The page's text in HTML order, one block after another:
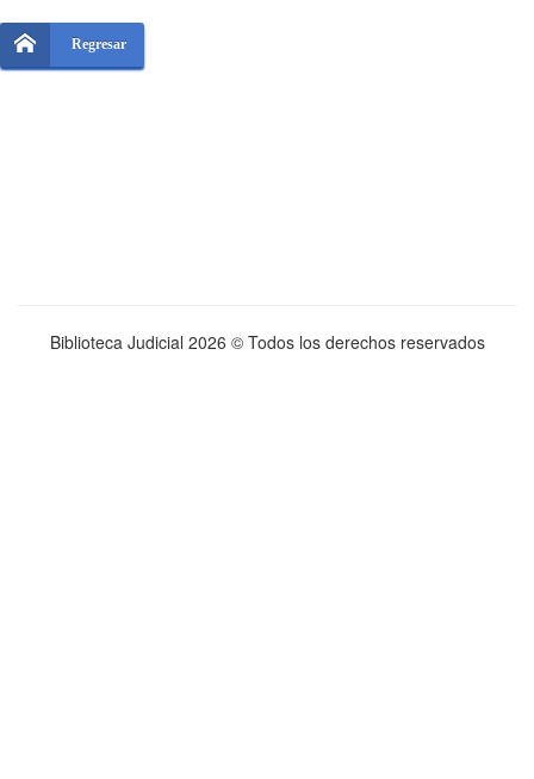
Regresar
Biblioteca Judicial 2026 © Todos los derechos reservados